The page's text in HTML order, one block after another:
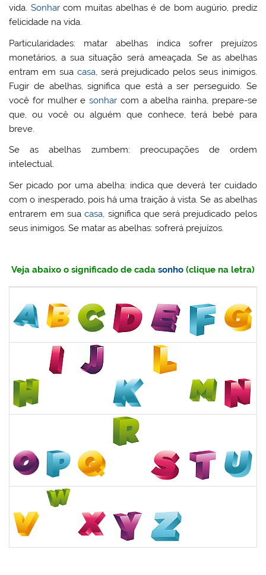
vida. Sonharcom muitas abelhas é de bom augúrio, prediz
felicidade na vida.
Particularidades: matar abelhas indica sofrer prejuízos
monetários, a sua situação será ameaçada. Se as abelhas
entram em sua casa, será prejudicado pelos seus inimigos.
Fugir de abelhas, significa que está a ser perseguido. Se
você for mulher esonhar com a abelha rainha, prepare-se
que, ou você ou alguém que conhece, terá bebé para
breve.
Se as abelhas zumbem: preocupações de ordem
intelectual.
Ser picado por uma abelha: indica que deverá ter cuidado
com o inesperado, pois há uma traição á vista. Se as abelhas
entrarem em suacasa , significa que será prejudicado pelos
seus inimigos. Se matar as abelhas: sofrerá prejuízos.
Veja abaixo o significado de cada sonho (clique na letra)